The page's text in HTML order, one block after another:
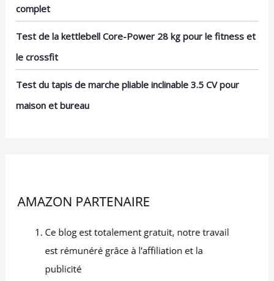
simplement un e-mail pour obtenir la meilleure
complet
Test de la kettlebell Core-Power 28 kg pour le fitness et
le crossfit
Test du tapis de marche pliable inclinable 3.5 CV pour
maison et bureau